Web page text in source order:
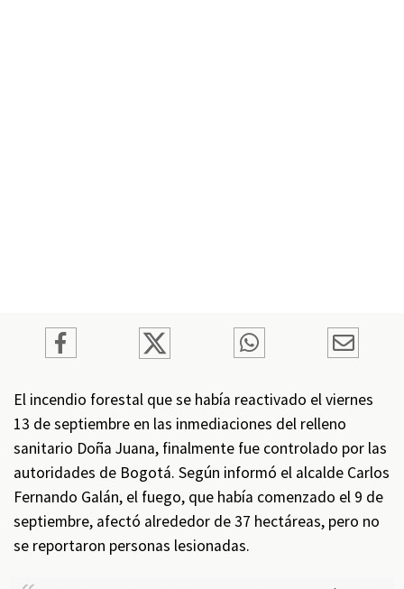
El incendio forestal que se había reactivado el viernes
13 de septiembre en las inmediaciones del relleno
sanitario Doña Juana, finalmente fue controlado por las
autoridades de Bogotá. Según informó el alcalde Carlos
Fernando Galán, el fuego, que había comenzado el 9 de
septiembre, afectó alrededor de 37 hectáreas, pero no
se reportaron personas lesionadas.